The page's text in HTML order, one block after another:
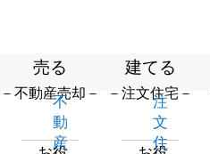
売る
－不動産売却－
不
動
産
建てる
－注文住宅－
注
文
住